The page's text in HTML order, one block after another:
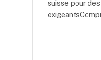
suisse pour